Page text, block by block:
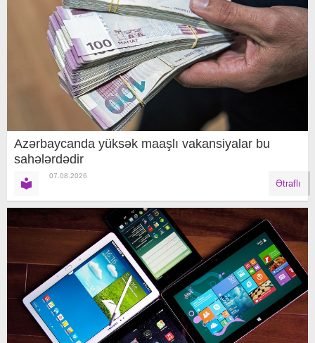
Azərbaycanda yüksək maaşlı vakansiyalar bu
sahələrdədir
07.08.2026
Ətraflı